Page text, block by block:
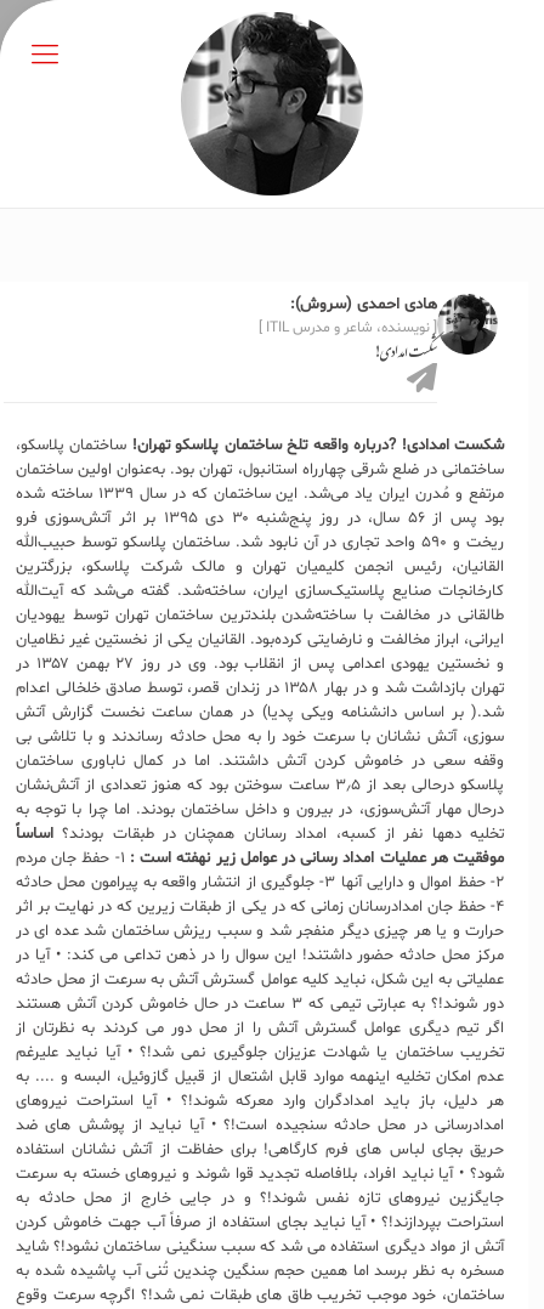
هادی احمدی (سروش):
[ نویسنده، شاعر و مدرس ITIL ]
شکست امدادی!
شکست امدادی! ?درباره واقعه تلخ ساختمان پلاسکو تهران! ساختمان پلاسکو،
ساختمانی در ضلع شرقی چهارراه استانبول، تهران بود. به‌عنوان اولین ساختمان
مرتفع و مُدرن ایران یاد می‌شد. این ساختمان که در سال ۱۳۳۹ ساخته شده
بود پس از ۵۶ سال، در روز پنج‌شنبه ۳۰ دی ۱۳۹۵ بر اثر آتش‌سوزی فرو
ریخت و ۵۹۰ واحد تجاری در آن نابود شد. ساختمان پلاسکو توسط حبیب‌الله
القانیان، رئیس انجمن کلیمیان تهران و مالک شرکت پلاسکو، بزرگترین
کارخانجات صنایع پلاستیک‌سازی ایران، ساخته‌شد. گفته می‌شد که آیت‌الله
طالقانی در مخالفت با ساخته‌شدن بلندترین ساختمان تهران توسط یهودیان
ایرانی، ابراز مخالفت و نارضایتی کرده‌بود. القانیان یکی از نخستین غیر نظامیان
و نخستین یهودی اعدامی پس از انقلاب بود. وی در روز ۲۷ بهمن ۱۳۵۷ در
تهران بازداشت شد و در بهار ۱۳۵۸ در زندان قصر، توسط صادق خلخالی اعدام
شد.( بر اساس دانشنامه ویکی پدیا) در همان ساعت نخست گزارش آتش
سوزی، آتش نشانان با سرعت خود را به محل حادثه رساندند و با تلاشی بی
وقفه سعی در خاموش کردن آتش داشتند. اما در کمال ناباوری ساختمان
پلاسکو درحالی بعد از ۳٫۵ ساعت سوختن بود که هنوز تعدادی از آتش‌نشان
درحال مهار آتش‌سوزی، در بیرون و داخل ساختمان بودند. اما چرا با توجه به
تخلیه دهها نفر از کسبه، امداد رسانان همچنان در طبقات بودند؟ اساساً
موفقیت هر عملیات امداد رسانی در عوامل زیر نهفته است : ۱- حفظ جان مردم
۲- حفظ اموال و دارایی آنها ۳- جلوگیری از انتشار واقعه به پیرامون محل حادثه
۴- حفظ جان امدادرسانان زمانی که در یکی از طبقات زیرین که در نهایت بر اثر
حرارت و یا هر چیزی دیگر منفجر شد و سبب ریزش ساختمان شد عده ای در
مرکز محل حادثه حضور داشتند! این سوال را در ذهن تداعی می کند: • آیا در
عملیاتی به این شکل، نباید کلیه عوامل گسترش آتش به سرعت از محل حادثه
دور شوند!؟ به عبارتی تیمی که ۳ ساعت در حال خاموش کردن آتش هستند
اگر تیم دیگری عوامل گسترش آتش را از محل دور می کردند به نظرتان از
تخریب ساختمان یا شهادت عزیزان جلوگیری نمی شد!؟ • آیا نباید علیرغم
عدم امکان تخلیه اینهمه موارد قابل اشتعال از قبیل گازوئیل، البسه و .... به
هر دلیل، باز باید امدادگران وارد معرکه شوند!؟ • آیا استراحت نیروهای
امدادرسانی در محل حادثه سنجیده است!؟ • آیا نباید از پوشش های ضد
حریق بجای لباس های فرم کارگاهی! برای حفاظت از آتش نشانان استفاده
شود؟ • آیا نباید افراد، بلافاصله تجدید قوا شوند و نیروهای خسته به سرعت
جایگزین نیروهای تازه نفس شوند!؟ و در جایی خارج از محل حادثه به
استراحت بپردازند!؟ • آیا نباید بجای استفاده از صرفاً آب جهت خاموش کردن
آتش از مواد دیگری استفاده می شد که سبب سنگینی ساختمان نشود!؟ شاید
مسخره به نظر برسد اما همین حجم سنگین چندین تُنی آب پاشیده شده به
ساختمان، خود موجب تخریب طاق های طبقات نمی شد!؟ اگرچه سرعت وقوع